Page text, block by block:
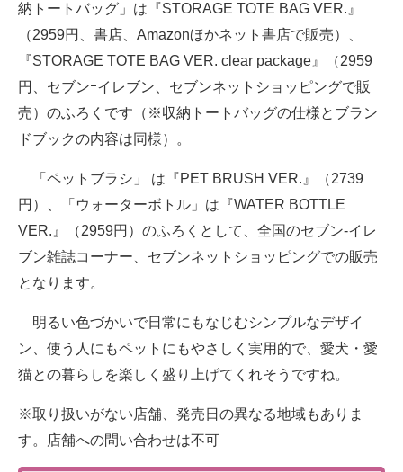
納トートバッグ」は『STORAGE TOTE BAG VER.』
（2959円、書店、Amazonほかネット書店で販売）、
『STORAGE TOTE BAG VER. clear package』（2959
円、セブンｰイレブン、セブンネットショッピングで販
売）のふろくです（※収納トートバッグの仕様とブラン
ドブックの内容は同様）。
「ペットブラシ」 は『PET BRUSH VER.』（2739
円）、「ウォーターボトル」は『WATER BOTTLE
VER.』（2959円）のふろくとして、全国のセブン-イレ
ブン雑誌コーナー、セブンネットショッピングでの販売
となります。
明るい色づかいで日常にもなじむシンプルなデザイ
ン、使う人にもペットにもやさしく実用的で、愛犬・愛
猫との暮らしを楽しく盛り上げてくれそうですね。
※取り扱いがない店舗、発売日の異なる地域もありま
す。店舗への問い合わせは不可